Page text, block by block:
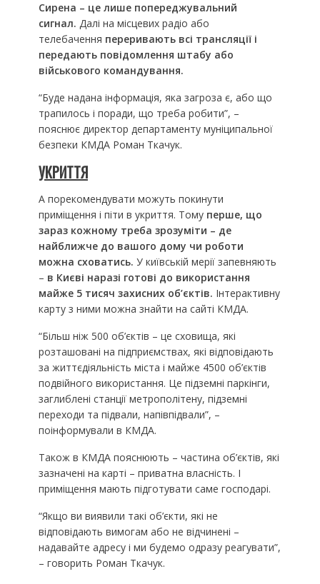
Сирена – це лише попереджувальний
сигнал. Далі на місцевих радіо або
телебачення переривають всі трансляції і
передають повідомлення штабу або
військового командування.
“Буде надана інформація, яка загроза є, або що
трапилось і поради, що треба робити”, –
пояснює директор департаменту муніципальної
безпеки КМДА Роман Ткачук.
УКРИТТЯ
А порекомендувати можуть покинути
приміщення і піти в укриття. Томуперше, що
зараз кожному треба зрозуміти – де
найближче до вашого дому чи роботи
можна сховатись. У київській мерії запевняють
– в Києві наразі готові до використання
майже 5 тисяч захисних об’єктів. Інтерактивну
карту з ними можна знайти на сайті КМДА.
“Більш ніж 500 об’єктів – це сховища, які
розташовані на підприємствах, які відповідають
за життєдіяльність міста і майже 4500 об’єктів
подвійного використання. Це підземні паркінги,
заглиблені станції метрополітену, підземні
переходи та підвали, напівпідвали”, –
поінформували в КМДА.
Також в КМДА пояснюють – частина об’єктів, які
зазначені на карті – приватна власність. І
приміщення мають підготувати саме господарі.
“Якщо ви виявили такі об’єкти, які не
відповідають вимогам або не відчинені –
надавайте адресу і ми будемо одразу реагувати”,
– говорить Роман Ткачук.